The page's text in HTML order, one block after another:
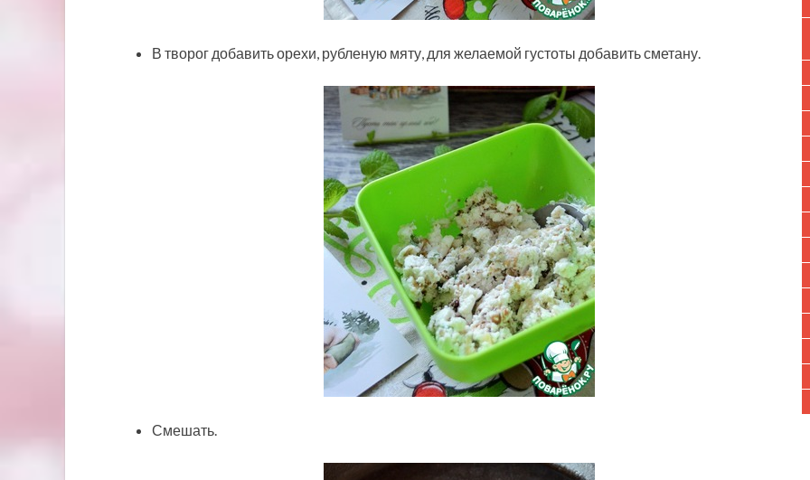
В творог добавить орехи, рубленую мяту, для желаемой густоты добавить сметану.
Смешать.